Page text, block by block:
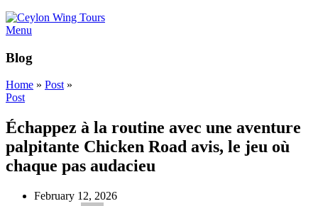
Menu
Blog
Home » Post»
Post
Échappez à la routine avec une aventure
palpitante Chicken Road avis, le jeu où
chaque pas audacieu
February 12, 2026